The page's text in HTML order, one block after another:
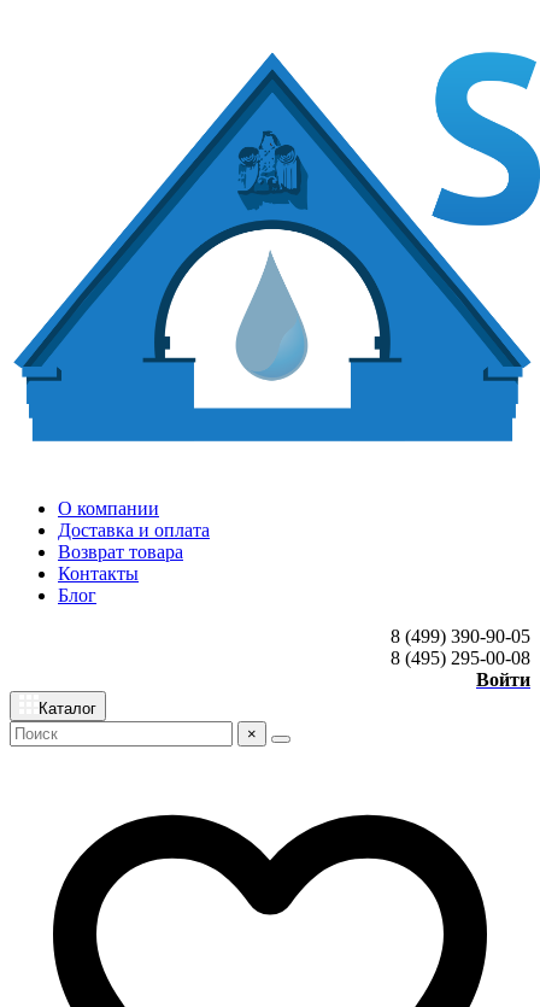
О компании
Доставка и оплата
Возврат товара
Контакты
Блог
8 (499) 390-90-05
8 (495) 295-00-08
Войти
Каталог
×